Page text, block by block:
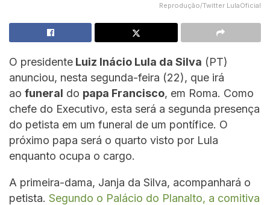
Reprodução/Twitter LulaOficial
O presidente Luiz Inácio Lula da Silva (PT)
anunciou, nesta segunda-feira (22), que irá
ao funeral do papa Francisco, em Roma. Como
chefe do Executivo, esta será a segunda presença
do petista em um funeral de um pontífice. O
próximo papa será o quarto visto por Lula
enquanto ocupa o cargo.
A primeira-dama, Janja da Silva, acompanhará o
petista. Segundo o Palácio do Planalto, a comitiva